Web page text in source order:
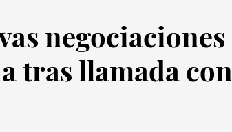
negociaciones
tras llamada con